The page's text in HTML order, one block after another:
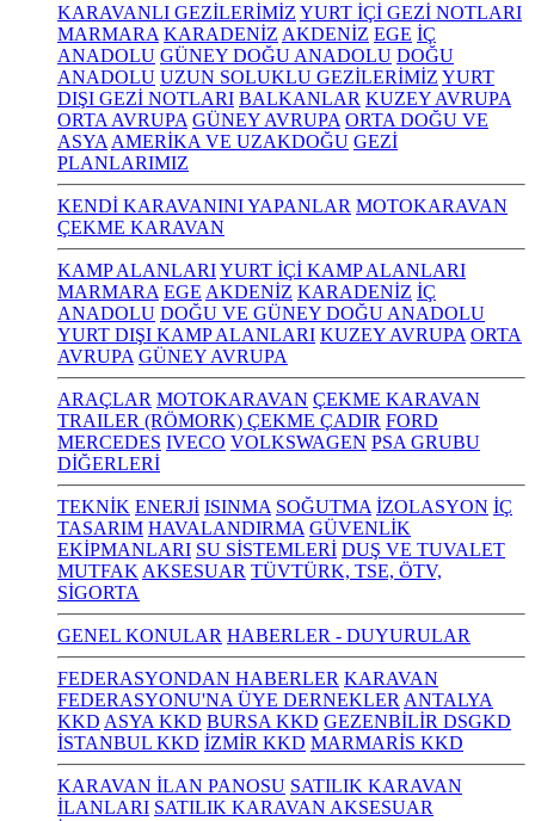
KARAVANLI GEZİLERİMİZ YURT İÇİ GEZİ NOTLARI
MARMARA KARADENİZ AKDENİZ EGE İÇ
ANADOLU GÜNEY DOĞU ANADOLU DOĞU
ANADOLU UZUN SOLUKLU GEZİLERİMİZ YURT
DIŞI GEZİ NOTLARI BALKANLAR KUZEY AVRUPA
ORTA AVRUPA GÜNEY AVRUPA ORTA DOĞU VE
ASYA AMERİKA VE UZAKDOĞU GEZİ
PLANLARIMIZ
KENDİ KARAVANINI YAPANLAR MOTOKARAVAN
ÇEKME KARAVAN
KAMP ALANLARIYURT İÇİ KAMP ALANLARI
MARMARA EGE AKDENİZ KARADENİZ İÇ
ANADOLU DOĞU VE GÜNEY DOĞU ANADOLU
YURT DIŞI KAMP ALANLARI KUZEY AVRUPA ORTA
AVRUPA GÜNEY AVRUPA
ARAÇLAR MOTOKARAVAN ÇEKME KARAVAN
TRAILER (RÖMORK) ÇEKME ÇADIR FORD
MERCEDES IVECO VOLKSWAGEN PSA GRUBU
DİĞERLERİ
TEKNİK ENERJİ ISINMA SOĞUTMA İZOLASYON İÇ
TASARIM HAVALANDIRMA GÜVENLİK
EKİPMANLARI SU SİSTEMLERİ DUŞ VE TUVALET
MUTFAK AKSESUAR TÜVTÜRK, TSE, ÖTV,
SİGORTA
GENEL KONULAR HABERLER - DUYURULAR
FEDERASYONDAN HABERLER KARAVAN
FEDERASYONU'NA ÜYE DERNEKLER ANTALYA
KKD ASYA KKD BURSA KKD GEZENBİLİR DSGKD
İSTANBUL KKD İZMİR KKD MARMARİS KKD
KARAVAN İLAN PANOSU SATILIK KARAVAN
İLANLARI SATILIK KARAVAN AKSESUAR